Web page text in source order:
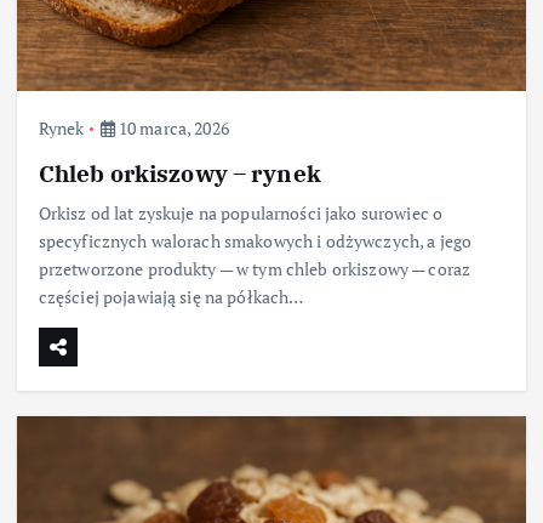
Rynek 10 marca, 2026
Chleb orkiszowy – rynek
Orkisz od lat zyskuje na popularności jako surowiec o
specyficznych walorach smakowych i odżywczych, a jego
przetworzone produkty — w tym chleb orkiszowy — coraz
częściej pojawiają się na półkach…